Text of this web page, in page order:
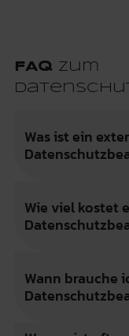
FAQ zum
Was ist ein
Wie viel kostet
Wann brauche